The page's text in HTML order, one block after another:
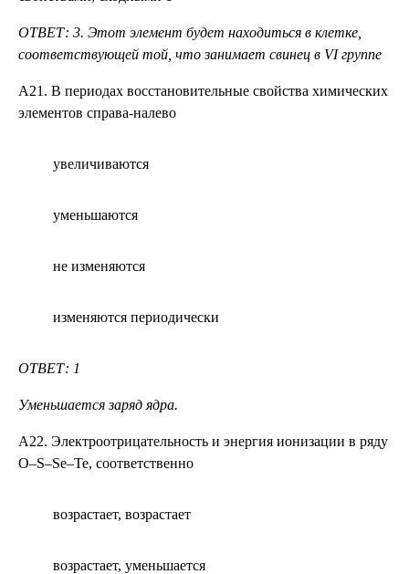
ОТВЕТ: 3. Этот элемент будет находиться в клетке,
соответствующей той, что занимает свинец в VIгруппе
А21. B периодах восстановительные свойства химических
элементов справа-налево
увеличиваются
уменьшаются
не изменяются
изменяются периодически
ОТВЕТ: 1
Уменьшается заряд ядра.
А22. Электроотрицательность и энергия ионизации в ряду
О–S–Se–Te, соответственно
возрастает, возрастает
возрастает, уменьшается